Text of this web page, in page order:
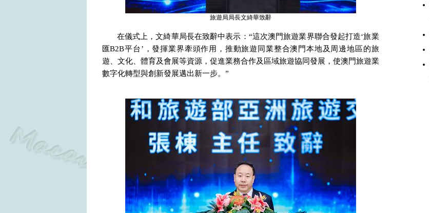
旅遊局局長文綺華致辭
在儀式上，文綺華局長在致辭中表示：“這次澳門旅遊業界聯合發起打造‘旅業
匯B2B平台’，發揮業界牽頭作用，推動旅遊同業整合澳門本地及周邊地區的旅
遊、文化、體育及會展等資源，促進業務合作及區域旅遊協同發展，使澳門旅遊業
數字化轉型與創新發展邁出新一步。”